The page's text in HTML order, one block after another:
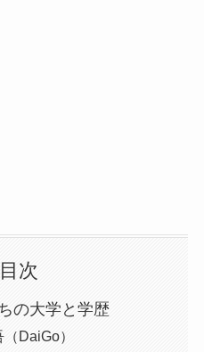
目次
の大学と学歴
DaiGo）